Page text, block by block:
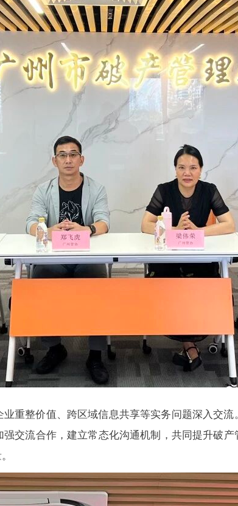
重整价值、跨区域信息共享等实务问题深入交
交流合作，建立常态化沟通机制，共同提升破